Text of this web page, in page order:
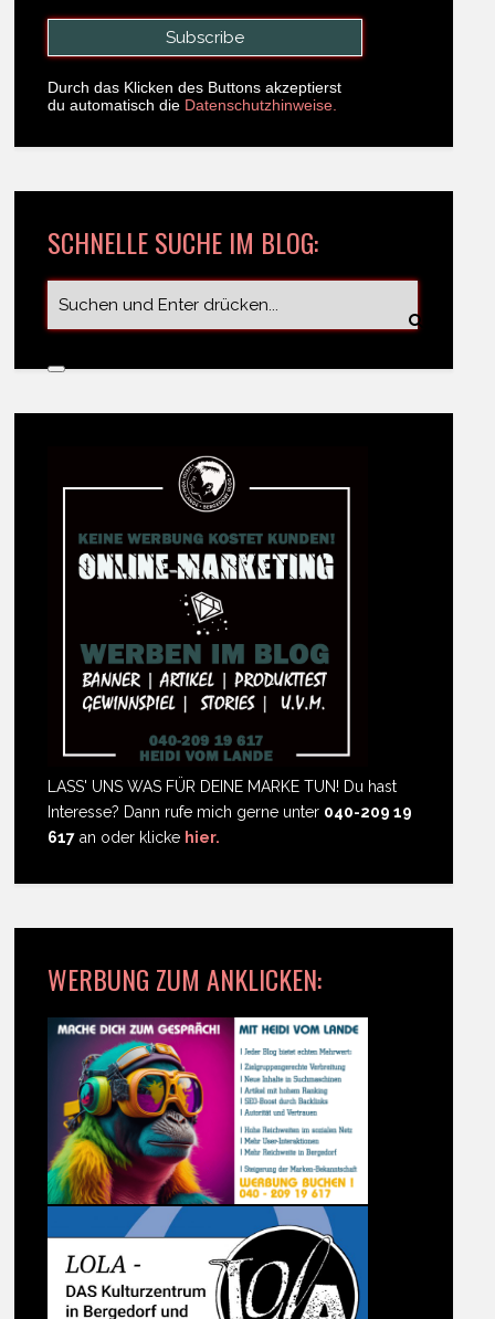
Durch das Klicken des Buttons akzeptierst
du automatisch die Datenschutzhinweise.
SCHNELLE SUCHE IM BLOG:
LASS' UNS WAS FÜR DEINE MARKE TUN! Du hast
Interesse? Dann rufe mich gerne unter 040-209 19
617 an oder klicke hier.
WERBUNG ZUM ANKLICKEN: